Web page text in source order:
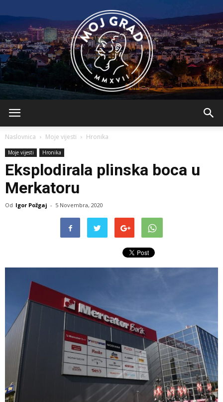
Naslovnica Moje vijesti Hronika
Moje vijesti Hronika
Eksplodirala plinska boca u
Merkatoru
Od Igor Požgaj - 5 Novembra, 2020